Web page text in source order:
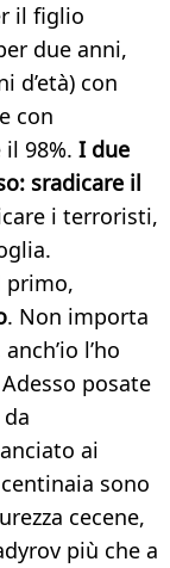
il figlio
due anni,
d’età) con
con
98%. I due
sradicare il
i terroristi,
primo,
. Non importa
l’ho
posate
ai
sono
cecene,
più che a